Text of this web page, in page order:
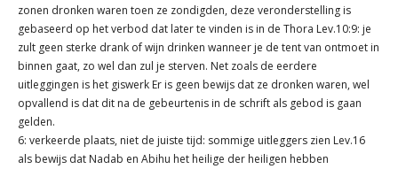
zonen dronken waren toen ze zondigden, deze veronderstelling is
gebaseerd op het verbod dat later te vinden is in de Thora Lev.10:9: je
zult geen sterke drank of wijn drinken wanneer je de tent van ontmoet in
binnen gaat, zo wel dan zul je sterven. Net zoals de eerdere
uitleggingen is het giswerk Er is geen bewijs dat ze dronken waren, wel
opvallend is dat dit na de gebeurtenis in de schrift als gebod is gaan
gelden.
6: verkeerde plaats, niet de juiste tijd: sommige uitleggers zien Lev.16
als bewijs dat Nadab en Abihu het heilige der heiligen hebben